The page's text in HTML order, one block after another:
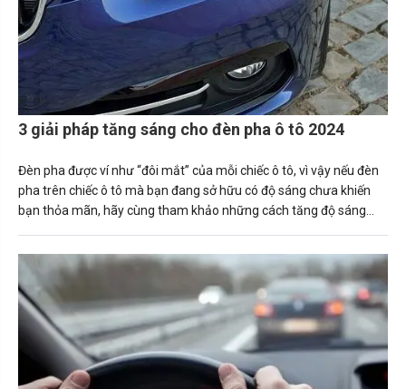
3 giải pháp tăng sáng cho đèn pha ô tô 2024
Đèn pha được ví như “đôi mắt” của mỗi chiếc ô tô, vì vậy nếu đèn
pha trên chiếc ô tô mà bạn đang sở hữu có độ sáng chưa khiến
bạn thỏa mãn, hãy cùng tham khảo những cách tăng độ sáng